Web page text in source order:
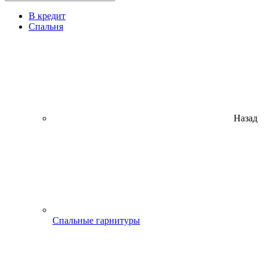
В кредит
Спальня
Назад
Спальные гарнитуры